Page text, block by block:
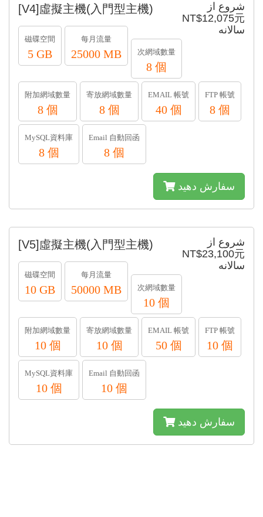
شروع از
NT$12,075元
سالانه
[V4]虛擬主機(入門型主機)
磁碟空間
5 GB
每月流量
25000 MB 次網域數量
8 個
附加網域數量
8 個
寄放網域數量
8 個
EMAIL 帳號
40 個
FTP 帳號
8 個
MySQL資料庫
8 個
Email 自動回函
8 個
سفارش دهید
شروع از
NT$23,100元
سالانه
[V5]虛擬主機(入門型主機)
磁碟空間
10 GB
每月流量
50000 MB 次網域數量
10 個
附加網域數量
10 個
寄放網域數量
10 個
EMAIL 帳號
50 個
FTP 帳號
10 個
MySQL資料庫
10 個
Email 自動回函
10 個
سفارش دهید